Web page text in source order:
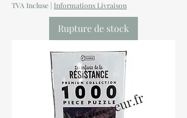
TVA Incluse | Informations Livraison
Rupture de stock